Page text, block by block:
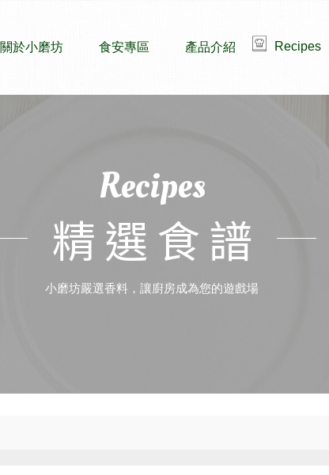
關於小磨坊 食安專區 產品介紹 Recipes
Recipes
精選食譜
小磨坊嚴選香料，讓廚房成為您的遊戲場